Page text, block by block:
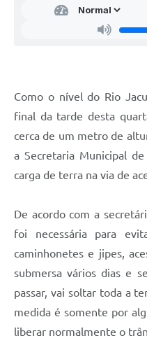
Galeria de Vídeos
Gabinetes e Secretarias
Links
Serviços Online
Telefones Úteis
Contato
Como o nível do Rio
final da tarde desta
cerca de um metro de
a Secretaria Municipal
carga de terra na via de
De acordo com a
foi necessária para
caminhonetes e jipes,
submersa vários dias e
passar, vai soltar toda a
medida é somente por
liberar normalmente o